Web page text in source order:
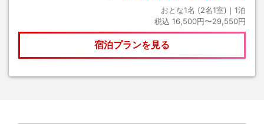
おとな1名 (2名1室)｜ 1泊
税込 16,500円〜29,550円
宿泊プランを見る